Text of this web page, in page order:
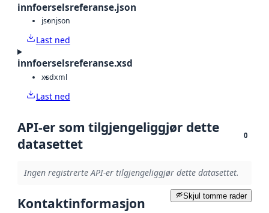
innfoerselsreferanse.json
jsonjson
Last ned
innfoerselsreferanse.xsd
xsdxml
Last ned
API-er som tilgjengeliggjør dette
datasettet
0
Ingen registrerte API-er tilgjengeliggjør dette datasettet.
Skjul tomme rader
Kontaktinformasjon